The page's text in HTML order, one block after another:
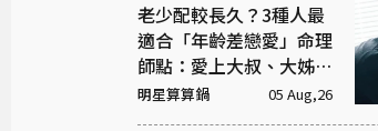
老少配較長久？3種人最
適合「年齡差戀愛」命理
師點：愛上大叔、大姊有
原因
明星算算鍋 05 Aug,26